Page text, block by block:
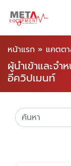
หน้าแรก » แคตต
ผู้นำเข้าและจ
อีควิปเมนท์